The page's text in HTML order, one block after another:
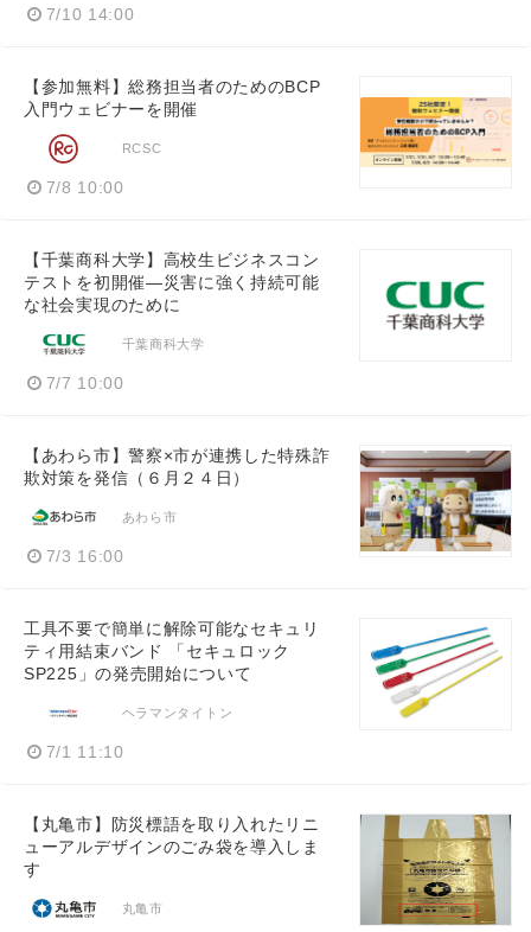
7/10 14:00
【参加無料】総務担当者のためのBCP
入門ウェビナーを開催
RCSC
7/8 10:00
【千葉商科大学】高校生ビジネスコン
テストを初開催―災害に強く持続可能
な社会実現のために
千葉商科大学
7/7 10:00
【あわら市】警察×市が連携した特殊詐
欺対策を発信（６月２４日）
あわら市
7/3 16:00
工具不要で簡単に解除可能なセキュリ
ティ用結束バンド 「セキュロック
SP225」の発売開始について
ヘラマンタイトン
7/1 11:10
【丸亀市】防災標語を取り入れたリニ
ューアルデザインのごみ袋を導入しま
す
丸亀市